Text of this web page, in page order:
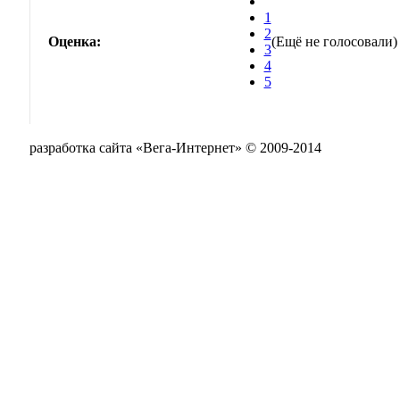
Оценка:
1
2
3
4
5
(Ещё не голосовали)
разработка сайта «Вега-Интернет» © 2009-2014